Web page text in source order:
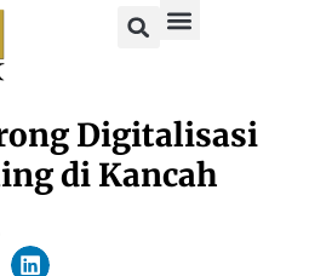
Digitalisasi
di Kancah